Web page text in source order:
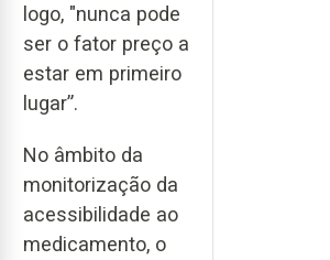
logo, "nunca pode
ser o fator preço a
estar em primeiro
lugar”.
No âmbito da
monitorização da
acessibilidade ao
medicamento, o